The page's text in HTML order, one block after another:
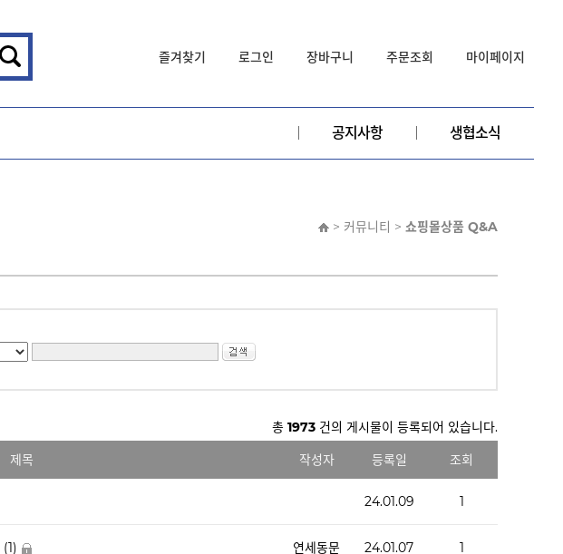
즐겨찾기 로그인 장바구니 주문조회 마이페이지
공지사항 생협소식
> 커뮤니티 > 쇼핑몰상품 Q&A
총 1973 건의 게시물이 등록되어 있습니다.
제목 작성자 등록일 조회
24.01.09 1
(1) 연세동문 24.01.07 1